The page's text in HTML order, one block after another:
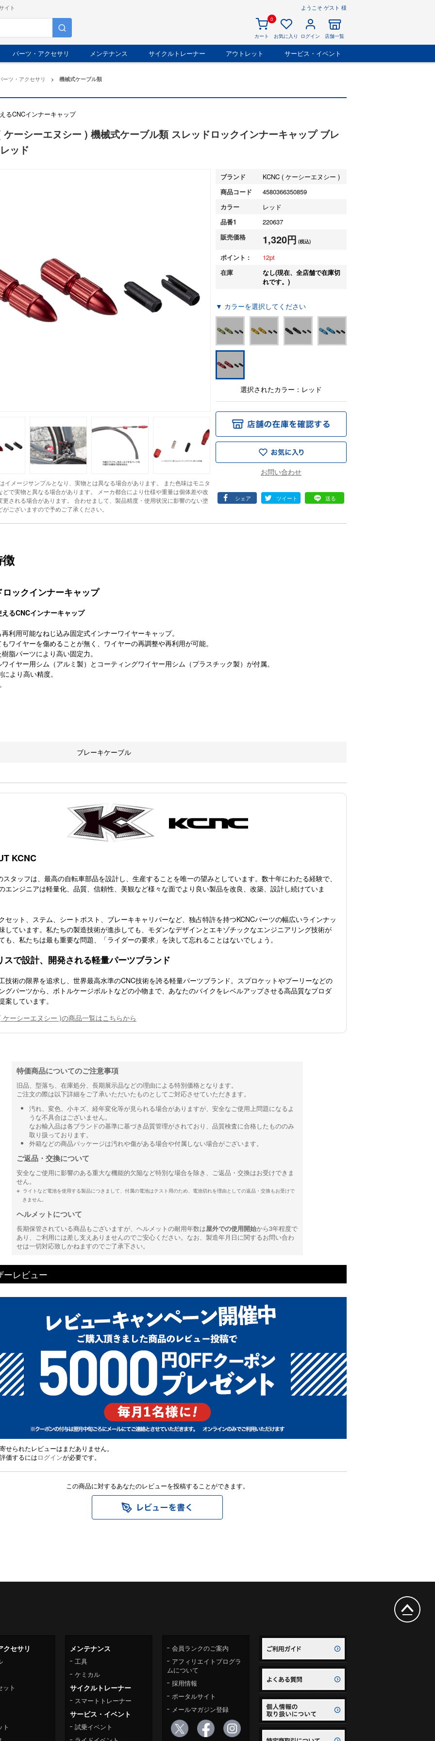
イト ようこそ ゲスト 様
0
カート お気に入り ログイン 店舗一覧
パーツ・アクセサリ メンテナンス サイクルトレーナー アウトレット サービス・イベント
ーツ・アクセサリ > 機械式ケーブル類
るCNCインナーキャップ
ケーシーエヌシー ) 機械式ケーブル類 スレッドロックインナーキャップ ブレ
ッド
イメージサンプルとなり、実物とは異なる場合があります。 また色味はモニタ
どで実物と異なる場合があります。 メーカ都合により仕様や重量は個体差や改
更される場合があります。 合わせまして、製品精度・使用状況に影響のない塗
がございますので予めご了承ください。
ブランド
KCNC ( ケーシーエヌシー )
商品コード
4580366350859
カラー
レッド
品番1
220637
販売価格
1,320円 (税込)
ポイント :
12
在庫
なし(現在、全店舗で在庫切
れです。)
▼ カラーを選択してください
選択されたカラー：レッド
シェア ツイート 送る
ロックインナーキャップ
るCNCインナーキャップ
利用可能なねじ込み固定式インナーワイヤーキャップ。
ワイヤーを傷めることが無く、ワイヤーの再調整や再利用が可能。
脂パーツにより高い固定力。
イヤー用シム（アルミ製）とコーティングワイヤー用シム（プラスチック製）が付属。
より高い精度。
ブレーキケーブル
KCNC
スタッフは、最高の自転車部品を設計し、生産することを唯一の望みとしています。数十年にわたる経験で、
エンジニアは軽量化、品質、信頼性、美観など様々な面でより良い製品を改良、改築、設計し続けていま
セット、ステム、シートポスト、ブレーキキャリパーなど、独占特許を持つKCNCパーツの幅広いラインナッ
しています。私たちの製造技術が進歩しても、モダンなデザインとエキゾチックなエンジニアリング技術が
も、私たちは最も重要な問題、「ライダーの要求」を決して忘れることはないでしょう。
スで設計、開発される軽量パーツブランド
技術の限界を追求し、世界最高水準のCNC技術を誇る軽量パーツブランド。スプロケットやプーリーなどの
グパーツから、ボトルケージボルトなどの小物まで、あなたのバイクをレベルアップさせる高品質なプロダ
案しています。
ケーシーエヌシー )の商品一覧はこちらから
特価商品についてのご注意事項
旧品、型落ち、在庫処分、長期展示品などの理由による特別価格となります。
ご注文の際は以下詳細をご了承いただいたものとしてご対応させていただきます。
汚れ、変色、小キズ、経年変化等が見られる場合がありますが、安全なご使用上問題になるよ
うな不具合はございません。
なお輸入品は各ブランドの基準に基づき品質管理がされており、品質検査に合格したもののみ
取り扱っております。
外箱などの商品パッケージは汚れや傷がある場合や付属しない場合がございます。
ご返品・交換について
安全なご使用に影響のある重大な機能的欠陥など特別な場合を除き、ご返品・交換はお受けできま
せん。
ライトなど電池を使用する製品につきまして、付属の電池はテスト用のため、電池切れを理由としての返品・交換もお受けで
きません。
ヘルメットについて
長期保管されている商品もございますが、ヘルメットの耐用年数は屋外での使用開始から3年程度で
あり、ご利用には差し支えありませんのでご安心ください。なお、製造年月日に関するお問い合わ
せは一切対応致しかねますのでご了承下さい。
ーレビュー
せられたレビューはまだありません。
価するにはログインが必要です。
この商品に対するあなたのレビューを投稿することができます。
クセサリ
ット
ト
メンテナンス
工具
ケミカル
サイクルトレーナー
スマートトレーナー
サービス・イベント
試乗イベント
会員ランクのご案内
アフィリエイトプログラ
ムについて
採用情報
ポータルサイト
メールマガジン登録